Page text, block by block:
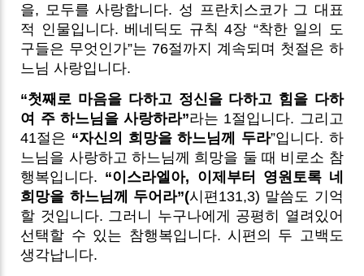
을, 모두를 사랑합니다. 성 프란치스코가 그 대표
적 인물입니다. 베네딕도 규칙 4장 “착한 일의 도
구들은 무엇인가”는 76절까지 계속되며 첫절은 하
느님 사랑입니다.
“첫째로 마음을 다하고 정신을 다하고 힘을 다하
여 주 하느님을 사랑하라”라는 1절입니다. 그리고
41절은 “자신의 희망을 하느님께 두라”입니다. 하
느님을 사랑하고 하느님께 희망을 둘 때 비로소 참
행복입니다. “이스라엘아, 이제부터 영원토록 네
희망을 하느님께 두어라”(시편131,3) 말씀도 기억
할 것입니다. 그러니 누구나에게 공평히 열려있어
선택할 수 있는 참행복입니다. 시편의 두 고백도
생각납니다.